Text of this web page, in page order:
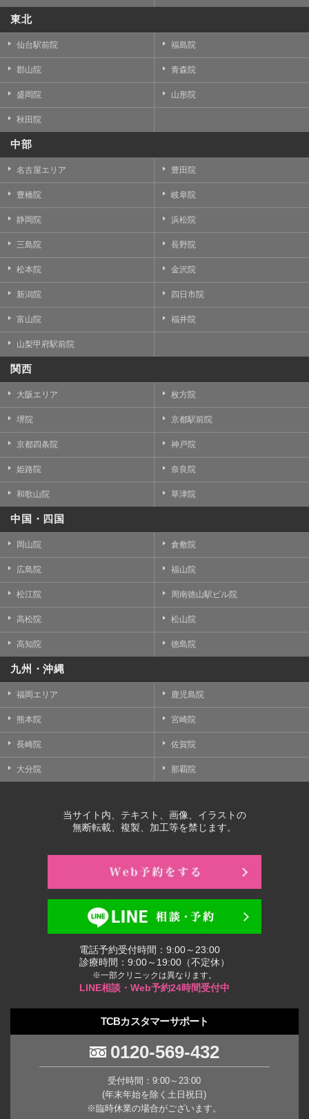
東北
仙台駅前院 福島院
郡山院 青森院
盛岡院 山形院
秋田院
中部
名古屋エリア 豊田院
豊橋院 岐阜院
静岡院 浜松院
三島院 長野院
松本院 金沢院
新潟院 四日市院
富山院 福井院
山梨甲府駅前院
関西
大阪エリア 枚方院
堺院 京都駅前院
京都四条院 神戸院
姫路院 奈良院
和歌山院 草津院
中国・四国
岡山院 倉敷院
広島院 福山院
松江院 周南徳山駅ビル院
高松院 松山院
高知院 徳島院
九州・沖縄
福岡エリア 鹿児島院
熊本院 宮崎院
長崎院 佐賀院
大分院 那覇院
当サイト内、テキスト、画像、イラストの
無断転載、複製、加工等を禁じます。
電話予約受付時間：9:00～23:00
診療時間：9:00～19:00（不定休）
※一部クリニックは異なります。
LINE相談・Web予約24時間受付中
TCBカスタマーサポート
0120-569-432
受付時間：9:00～23:00
(年末年始を除く土日祝日)
※臨時休業の場合がございます。